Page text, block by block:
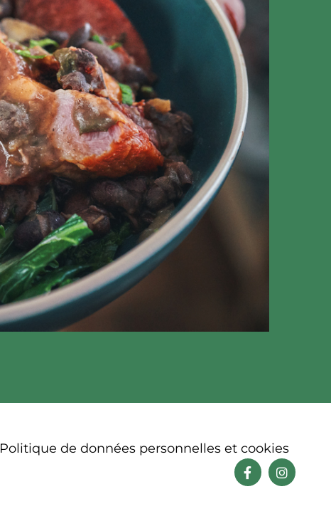
Politique de données personnelles et cookies